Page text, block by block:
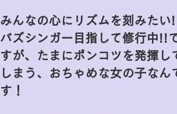
みんなの心にリズムを刻みたい
バズシンガー目指して修行中!!
すが、たまにポンコツを発揮し
しまう、おちゃめな女の子なん
す！